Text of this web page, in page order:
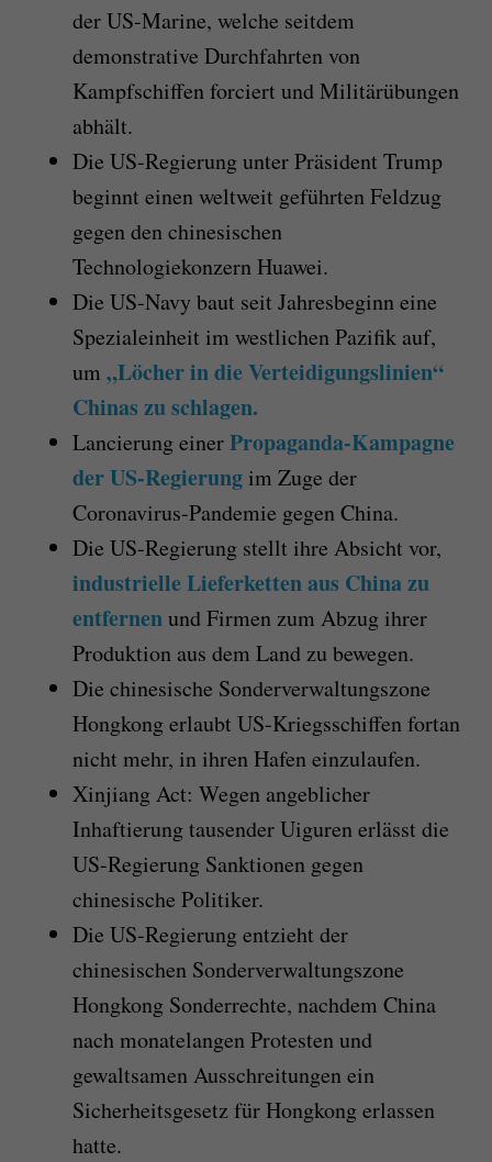
der US-Marine, welche seitdem
demonstrative Durchfahrten von
Kampfschiffen forciert und Militärübungen
abhält.
Die US-Regierung unter Präsident Trump
beginnt einen weltweit geführten Feldzug
gegen den chinesischen
Technologiekonzern Huawei.
Die US-Navy baut seit Jahresbeginn eine
Spezialeinheit im westlichen Pazifik auf,
um „Löcher in die Verteidigungslinien“
Chinas zu schlagen.
Lancierung einerPropaganda-Kampagne
der US-Regierungim Zuge der
Coronavirus-Pandemie gegen China.
Die US-Regierung stellt ihre Absicht vor,
industrielle Lieferketten aus China zu
entfernenund Firmen zum Abzug ihrer
Produktion aus dem Land zu bewegen.
Die chinesische Sonderverwaltungszone
Hongkong erlaubt US-Kriegsschiffen fortan
nicht mehr, in ihren Hafen einzulaufen.
Xinjiang Act: Wegen angeblicher
Inhaftierung tausender Uiguren erlässt die
US-Regierung Sanktionen gegen
chinesische Politiker.
Die US-Regierung entzieht der
chinesischen Sonderverwaltungszone
Hongkong Sonderrechte, nachdem China
nach monatelangen Protesten und
gewaltsamen Ausschreitungen ein
Sicherheitsgesetz für Hongkong erlassen
hatte.